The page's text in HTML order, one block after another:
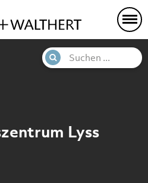
Lyss